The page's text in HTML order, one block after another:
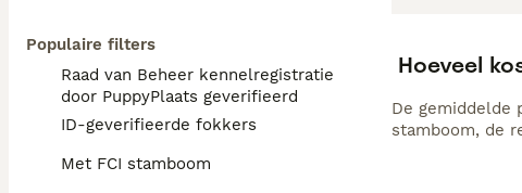
Populaire filters
Raad van Beheer kennelregistratie
door PuppyPlaats geverifieerd
ID-geverifieerde fokkers
Met FCI stamboom
Hoeveel
De gemiddelde
stamboom, de